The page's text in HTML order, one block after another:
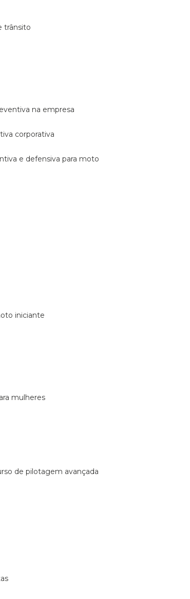
trânsito
na empresa
corporativa
e defensiva para moto
iniciante
mulheres
de pilotagem avançada